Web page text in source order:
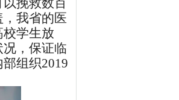
我省的医
学生放
，保证临
组织2019